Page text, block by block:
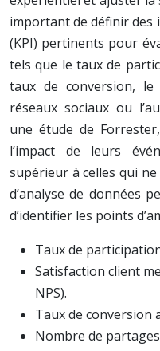
important de définir des
(KPI) pertinents pour
tels que le taux de
taux de conversion,
réseaux sociaux ou
une étude de
l’impact de leurs
supérieur à celles qui
d’analyse de données
d’identifier les points
Taux de
Satisfaction client
NPS).
Taux de conversion
Nombre de